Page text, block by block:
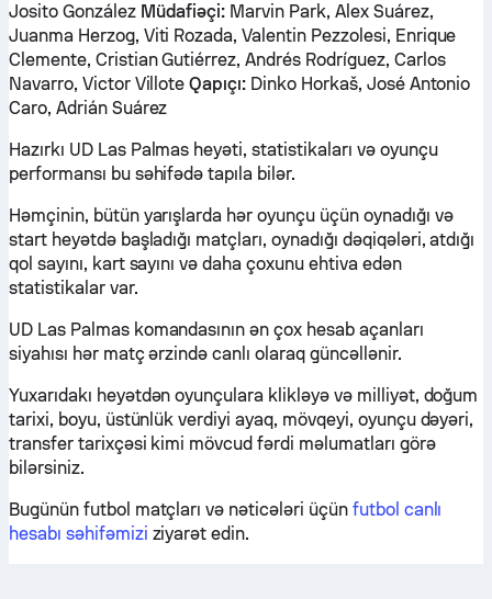
Josito González Müdafiəçi: Marvin Park, Alex Suárez,
Juanma Herzog, Viti Rozada, Valentin Pezzolesi, Enrique
Clemente, Cristian Gutiérrez, Andrés Rodríguez, Carlos
Navarro, Victor VilloteQapıçı: Dinko Horkaš, José Antonio
Caro, Adrián Suárez
Hazırkı UD Las Palmas heyəti, statistikaları və oyunçu
performansı bu səhifədə tapıla bilər.
Həmçinin, bütün yarışlarda hər oyunçu üçün oynadığı və
start heyətdə başladığı matçları, oynadığı dəqiqələri, atdığı
qol sayını, kart sayını və daha çoxunu ehtiva edən
statistikalar var.
UD Las Palmas komandasının ən çox hesab açanları
siyahısı hər matç ərzində canlı olaraq güncəllənir.
Yuxarıdakı heyətdən oyunçulara klikləyə və milliyət, doğum
tarixi, boyu, üstünlük verdiyi ayaq, mövqeyi, oyunçu dəyəri,
transfer tarixçəsi kimi mövcud fərdi məlumatları görə
bilərsiniz.
Bugünün futbol matçları və nəticələri üçün futbol canlı
hesabı səhifəmizi ziyarət edin.